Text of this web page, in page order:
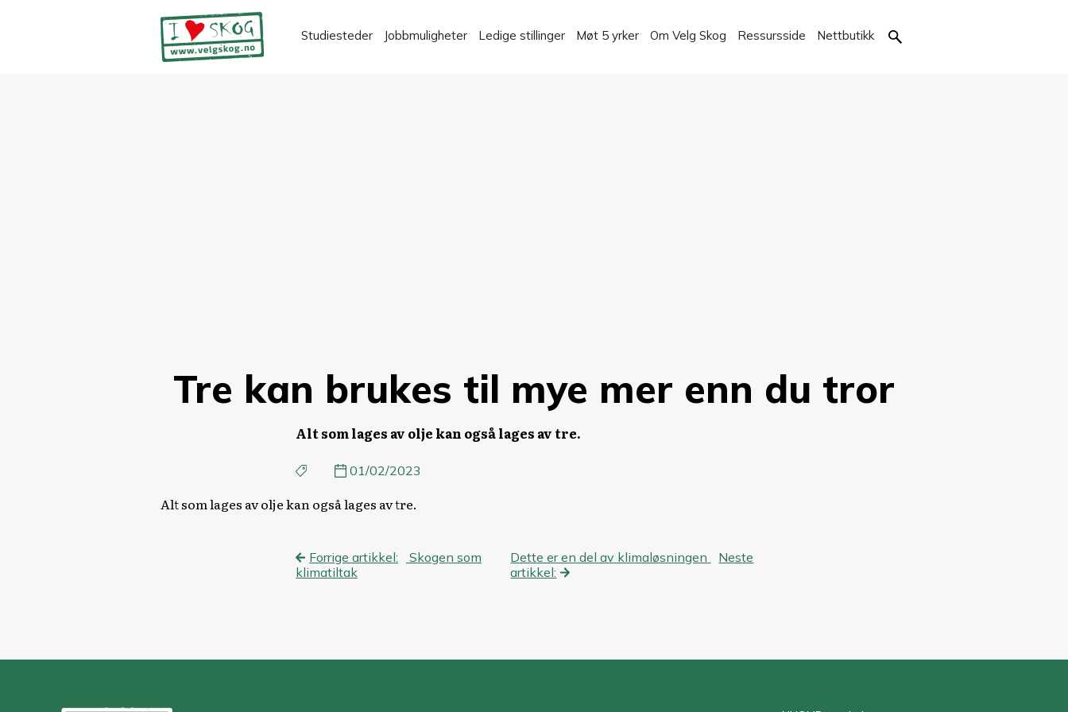
Studiesteder Jobbmuligheter Ledige stillinger Møt 5 yrker Om Velg Skog Ressursside Nettbutikk
Tre kan brukes til mye mer enn du tror
Alt som lages av olje kan også lages av tre.
01/02/2023
Alt som lages av olje kan også lages av tre.
Innleggsnavigasjon
Forrige artikkel:
Skogen som
klimatiltak
Dette er en del av klimaløsningen
Neste
artikkel: